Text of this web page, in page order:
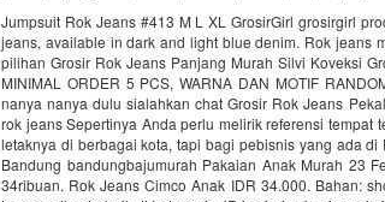
Jumpsuit Rok Jeans #413 M L XL GrosirGirl grosirgirl
jeans, available in dark and light blue denim. Rok jeans
pilihan Grosir Rok Jeans Panjang Murah Silvi Koveksi
MINIMAL ORDER 5 PCS, WARNA DAN MOTIF
nanya nanya dulu sialahkan chat Grosir Rok Jeans
rok jeans Sepertinya Anda perlu melirik referensi tempat
letaknya di berbagai kota, tapi bagi pebisnis yang ada
Bandung bandungbajumurah Pakaian Anak Murah 23
34ribuan. Rok Jeans Cimco Anak IDR 34.000. Bahan: